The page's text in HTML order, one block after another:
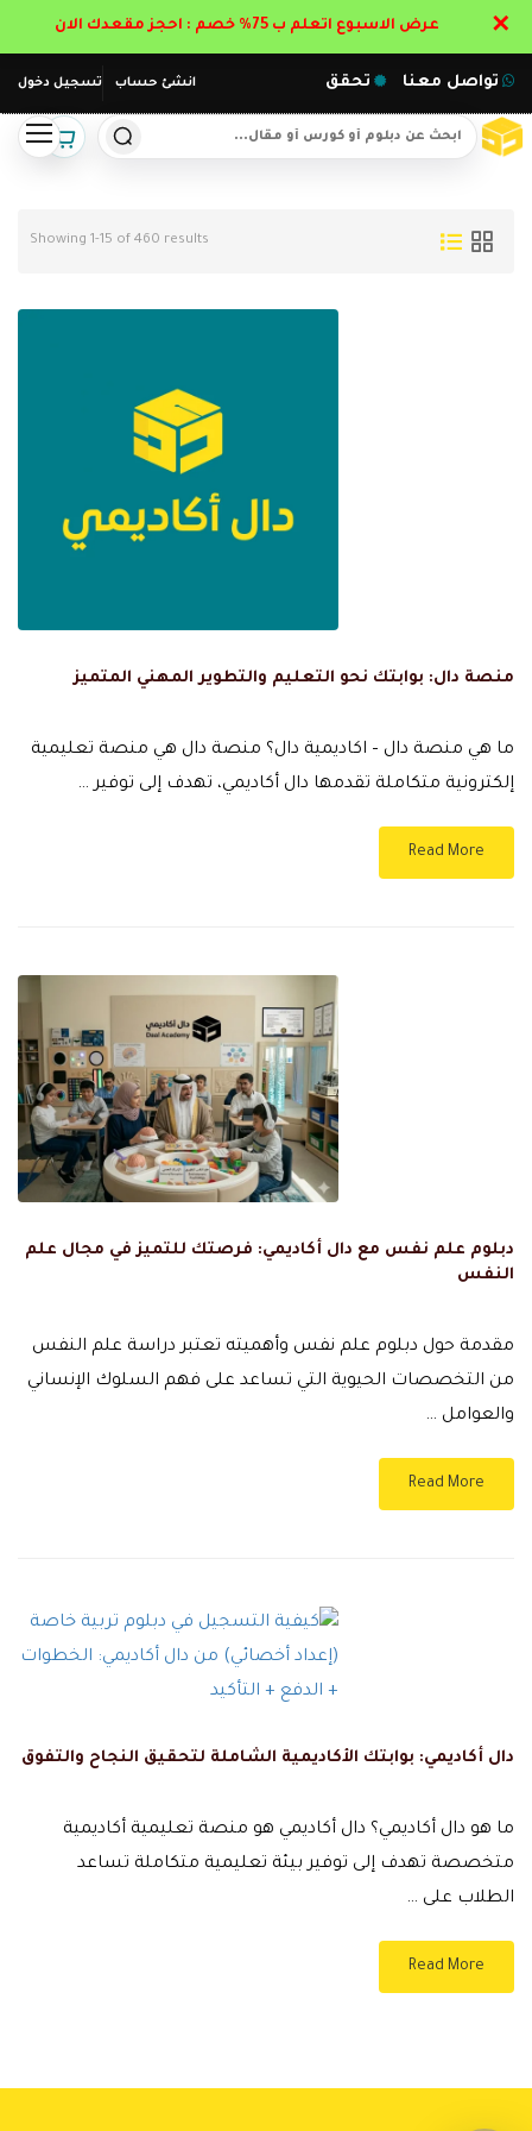
انشئ حساب تسجيل دخول تواصل معنا تحقق
Showing 1-15 of 460 results
منصة دال: بوابتك نحو التعليم والتطوير المهني المتميز
ما هي منصة دال – اكاديمية دال؟ منصة دال هي منصة تعليمية
إلكترونية متكاملة تقدمها دال أكاديمي، تهدف إلى توفير …
Read More
دبلوم علم نفس مع دال أكاديمي: فرصتك للتميز في مجال علم
النفس
مقدمة حول دبلوم علم نفس وأهميته تعتبر دراسة علم النفس
من التخصصات الحيوية التي تساعد على فهم السلوك الإنساني
والعوامل …
Read More
دال أكاديمي: بوابتك الأكاديمية الشاملة لتحقيق النجاح والتفوق
ما هو دال أكاديمي؟ دال أكاديمي هو منصة تعليمية أكاديمية
متخصصة تهدف إلى توفير بيئة تعليمية متكاملة تساعد
الطلاب على …
Read More
عرض الاسبوع اتعلم ب 75% خصم : احجز مقعدك الان ✕